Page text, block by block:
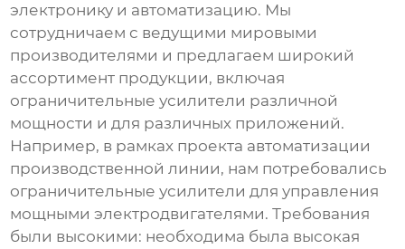
электронику и автоматизацию. Мы
сотрудничаем с ведущими мировыми
производителями и предлагаем широкий
ассортимент продукции, включая
ограничительные усилители различной
мощности и для различных приложений.
Например, в рамках проекта автоматизации
производственной линии, нам потребовались
ограничительные усилители для управления
мощными электродвигателями. Требования
были высокими: необходима была высокая